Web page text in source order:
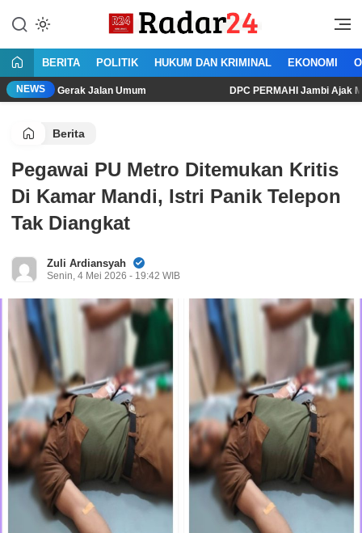
konten
Radar24.co.id
Jujur Lantang Bersuara
BERITA POLITIK HUKUM DAN KRIMINAL EKONOMI
NEWS
Jalan Umum DPC PERMAHI Jambi Ajak Masyarakat
Berita
Pegawai PU Metro Ditemukan Kritis
Di Kamar Mandi, Istri Panik Telepon
Tak Diangkat
Zuli Ardiansyah
Senin, 4 Mei 2026 - 19:42 WIB